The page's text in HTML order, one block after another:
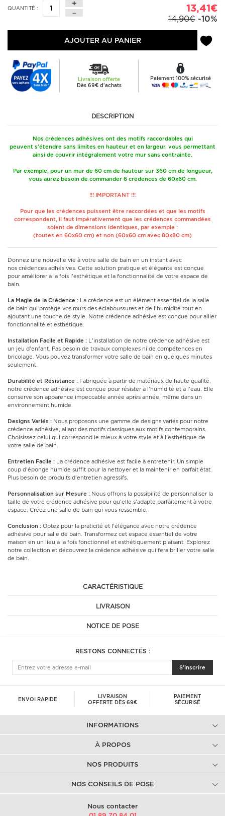
QUANTITÉ : 13,41€
14,90€ -10%
AJOUTER AU PANIER
Livraison offerte
Dès 69€ d'achats
Paiement 100% sécurisé
DESCRIPTION
Nos crédences adhésives ont des motifs raccordables qui
peuvent s'étendre sans limites en hauteur et en largeur, vous permettant
ainsi de couvrir intégralement votre mur sans contrainte.
Par exemple, pour un mur de 60 cm de hauteur sur 360 cm de longueur,
vous aurez besoin de commander 6 crédences de 60x60 cm.
!!! IMPORTANT !!!
Pour que les crédences puissent être raccordées et que les motifs
correspondent, il faut impérativement que les crédences commandées
soient de dimensions identiques, par exemple :
(toutes en 60x60 cm) et non (60x60 cm avec 80x80 cm)
Donnez une nouvelle vie à votre salle de bain en un instant avec
nos crédences adhésives. Cette solution pratique et élégante est conçue
pour améliorer à la fois l'esthétique et la fonctionnalité de votre espace de
bain.
La Magie de la Crédence : La crédence est un élément essentiel de la salle
de bain qui protège vos murs des éclaboussures et de l'humidité tout en
ajoutant une touche de style. Notre crédence adhésive est conçue pour allier
fonctionnalité et esthétique.
Installation Facile et Rapide : L'installation de notre crédence adhésive est
un jeu d'enfant. Pas besoin de travaux complexes ni de compétences en
bricolage. Vous pouvez transformer votre salle de bain en quelques minutes
seulement.
Durabilité et Résistance : Fabriquée à partir de matériaux de haute qualité,
notre crédence adhésive est conçue pour résister à l'humidité et à l'eau. Elle
conserve son apparence impeccable année après année, même dans un
environnement humide.
Designs Variés : Nous proposons une gamme de designs variés pour notre
crédence adhésive, allant des motifs classiques aux motifs contemporains.
Choisissez celui qui correspond le mieux à votre style et à l'esthétique de
votre salle de bain.
Entretien Facile : La crédence adhésive est facile à entretenir. Un simple
coup d'éponge humide suffit pour la nettoyer et la maintenir en parfait état.
Plus besoin de produits d'entretien agressifs.
Personnalisation sur Mesure : Nous offrons la possibilité de personnaliser la
taille de votre crédence adhésive pour qu'elle s'adapte parfaitement à votre
espace. Créez une salle de bain qui vous ressemble.
Conclusion : Optez pour la praticité et l'élégance avec notre crédence
adhésive pour salle de bain. Transformez cet espace essentiel de votre
maison en un lieu à la fois fonctionnel et esthétiquement plaisant. Explorez
notre collection et découvrez la crédence adhésive qui fera briller votre salle
de bain.
CARACTÉRISTIQUE
LIVRAISON
NOTICE DE POSE
RESTONS CONNECTÉS :
S'inscrire
ENVOI RAPIDE
LIVRAISON
OFFERTE DÈS 69€
PAIEMENT
SÉCURISÉ
INFORMATIONS
À PROPOS
NOS PRODUITS
NOS CONSEILS DE POSE
Nous contacter